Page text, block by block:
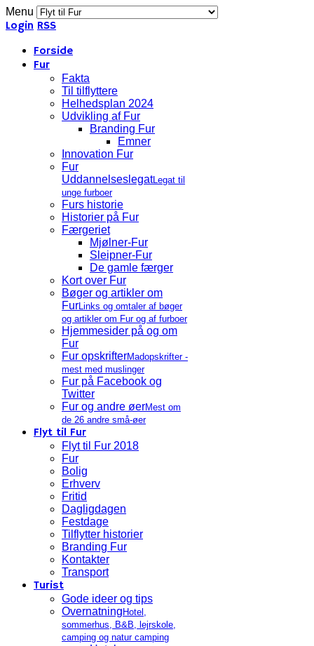
Menu
Login RSS
Forside
Fur
Fakta
Til tilflyttere
Helhedsplan 2024
Udvikling af Fur
Branding Fur
Emner
Innovation Fur
Fur
UddannelseslegatLegat til
unge furboer
Furs historie
Historier på Fur
Færgeriet
Mjølner-Fur
Sleipner-Fur
De gamle færger
Kort over Fur
Bøger og artikler om
FurLinks og omtaler af bøger
og artikler om Fur og af furboer
Hjemmesider på og om
Fur
Fur opskrifterMadopskrifter -
mest med muslinger
Fur på Facebook og
Twitter
Fur og andre øerMest om
de 26 andre små-øer
Flyt til Fur
Flyt til Fur 2018
Fur
Bolig
Erhverv
Fritid
Dagligdagen
Festdage
Tilflytter historier
Branding Fur
Kontakter
Transport
Turist
Gode ideer og tips
Overnatning Hotel,
sommerhus, B&B, lejrskole,
camping og natur camping